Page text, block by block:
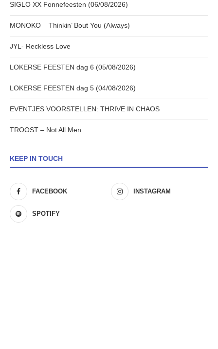
SIGLO XX Fonnefeesten (06/08/2026)
MONOKO – Thinkin’ Bout You (Always)
JYL- Reckless Love
LOKERSE FEESTEN dag 6 (05/08/2026)
LOKERSE FEESTEN dag 5 (04/08/2026)
EVENTJES VOORSTELLEN: THRIVE IN CHAOS
TROOST – Not All Men
KEEP IN TOUCH
FACEBOOK INSTAGRAM
SPOTIFY